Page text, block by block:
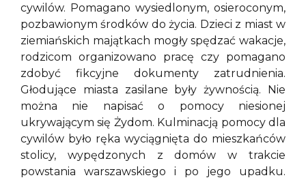
cywilów. Pomagano wysiedlonym, osieroconym,
pozbawionym środków do życia. Dzieci z miast w
ziemiańskich majątkach mogły spędzać wakacje,
rodzicom organizowano pracę czy pomagano
zdobyć fikcyjne dokumenty zatrudnienia.
Głodujące miasta zasilane były żywnością. Nie
można nie napisać o pomocy niesionej
ukrywającym się Żydom. Kulminacją pomocy dla
cywilów było ręka wyciągnięta do mieszkańców
stolicy, wypędzonych z domów w trakcie
powstania warszawskiego i po jego upadku.